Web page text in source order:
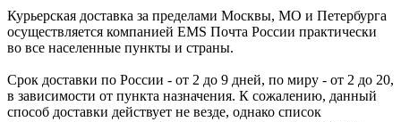
Курьерская доставка за пределами Москвы, МО и Петербурга
осуществляется компанией ЕМS Почта России практически
во все населенные пункты и страны.
Срок доставки по России - от 2 до 9 дней, по миру - от 2 до 20,
в зависимости от пункта назначения. К сожалению, данный
способ доставки действует не везде, однако список